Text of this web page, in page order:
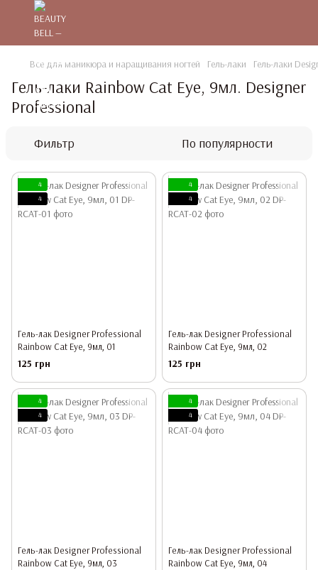
Все для маникюра и наращивания ногтей Гель-лаки Гель-лаки
Гель-лаки Rainbow Cat Eye, 9мл. Designer
Professional
Фильтр По популярности
4
4
Гель-лак Designer Professional
Rainbow Cat Eye, 9мл, 01
125 грн
4
4
Гель-лак Designer Professional
Rainbow Cat Eye, 9мл, 02
125 грн
4
4
Гель-лак Designer Professional
Rainbow Cat Eye, 9мл, 03
4
4
Гель-лак Designer Professional
Rainbow Cat Eye, 9мл, 04